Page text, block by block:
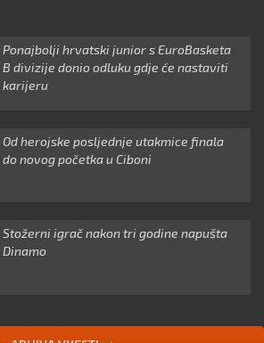
Ponajbolji hrvatski junior s EuroBasketa
B divizije donio odluku gdje će nastaviti
karijeru
Od herojske posljednje utakmice finala
do novog početka u Ciboni
Stožerni igrač nakon tri godine napušta
Dinamo